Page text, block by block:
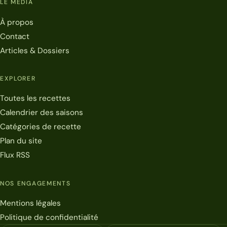
LE MÉDIA
À propos
Contact
Articles & Dossiers
EXPLORER
Toutes les recettes
Calendrier des saisons
Catégories de recette
Plan du site
Flux RSS
NOS ENGAGEMENTS
Mentions légales
Politique de confidentialité